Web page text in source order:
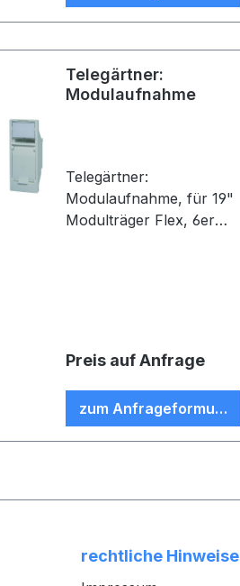
Telegärtner:
Modulaufnahme
Telegärtner:
Modulaufnahme, für 19"
Modulträger Flex, 6er
Preis auf Anfrage
zum Anfrageformular
rechtliche Hinweise